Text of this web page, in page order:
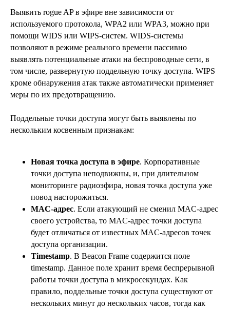
Выявить rogue AP в эфире вне зависимости от
используемого протокола, WPA2 или WPA3, можно при
помощи WIDS или WIPS-систем. WIDS-системы
позволяют в режиме реального времени пассивно
выявлять потенциальные атаки на беспроводные сети, в
том числе, развернутую поддельную точку доступа. WIPS
кроме обнаружения атак также автоматически применяет
меры по их предотвращению.
Поддельные точки доступа могут быть выявлены по
нескольким косвенным признакам:
Новая точка доступа в эфире. Корпоративные
точки доступа неподвижны, и, при длительном
мониторинге радиоэфира, новая точка доступа уже
повод насторожиться.
MAC-адрес. Если атакующий не сменил MAC-адрес
своего устройства, то MAC-адрес точки доступа
будет отличаться от известных MAC-адресов точек
доступа организации.
Timestamp. В Beacon Frame содержится поле
timestamp. Данное поле хранит время беспрерывной
работы точки доступа в микросекундах. Как
правило, поддельные точки доступа существуют от
нескольких минут до нескольких часов, тогда как